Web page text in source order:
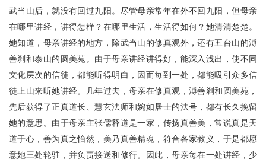
武当 山后，就没有回过九阳 。 尽管母亲常年在外不回九阳，但母亲
在哪里讲经，讲得怎样？在哪里生活，生活得如何？她清清楚楚。
她知道，母亲讲经的地方，除武当山的修真观外，还有五台山的溥
善刹和泰山的圆美苑。由于母亲讲经讲得好，能深入浅出，使不同
文化层次的信徒，都能听得明白，因而每到一处，都能吸引众多信
徒上山来听她讲经。几年过去，母亲在修真观，溥善刹和圆美苑，
先后获得了正真道长、慧玄法师和婉如居士的法号，都有长久挽留
她的意思。由于母亲主张儒释道是一家，传扬真善美，常说真是天
道于心，善为真之怡然，美乃真善精魂，符合各家教义，于是都愿
意她三处轮驻，并负责接送和修行。因此，母亲每在一处讲经，少